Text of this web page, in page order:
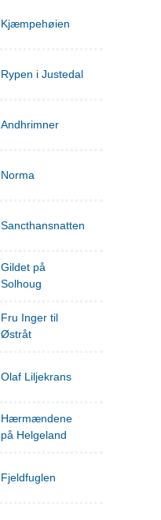
Kjæmpehøien
Rypen i Justedal
Andhrimner
Norma
Sancthansnatten
Gildet på
Solhoug
Fru Inger til
Østråt
Olaf Liljekrans
Hærmændene
på Helgeland
Fjeldfuglen